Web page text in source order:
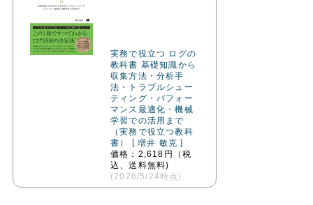
実務で役立つ ログの
教科書 基礎知識から
収集方法・分析手
法・トラブルシュー
ティング・パフォー
マンス最適化・機械
学習での活用まで
（実務で役立つ教科
書） [ 増井 敏克 ]
価格：2,618円（税
込、送料無料)
(2026/5/24時点)